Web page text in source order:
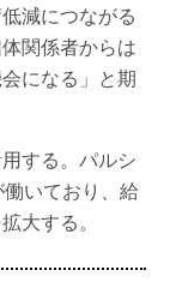
減につながる
関係者からは
になる」と期
する。パルシ
いており、給
大する。